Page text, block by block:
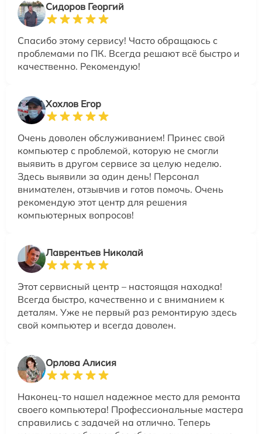
Сидоров Георгий
Спасибо этому сервису! Часто обращаюсь с
проблемами по ПК. Всегда решают всё быстро и
качественно. Рекомендую!
Хохлов Егор
Очень доволен обслуживанием! Принес свой
компьютер с проблемой, которую не смогли
выявить в другом сервисе за целую неделю.
Здесь выявили за один день! Персонал
внимателен, отзывчив и готов помочь. Очень
рекомендую этот центр для решения
компьютерных вопросов!
Лаврентьев Николай
Этот сервисный центр – настоящая находка!
Всегда быстро, качественно и с вниманием к
деталям. Уже не первый раз ремонтирую здесь
свой компьютер и всегда доволен.
Орлова Алисия
Наконец-то нашел надежное место для ремонта
своего компьютера! Профессиональные мастера
справились с задачей на отлично. Теперь